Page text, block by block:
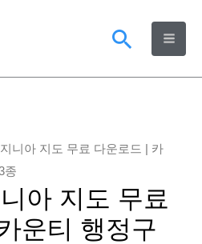
검
색
니아 지도 무료 다운로드 | 카
종
아 지도 무료
운티 행정구